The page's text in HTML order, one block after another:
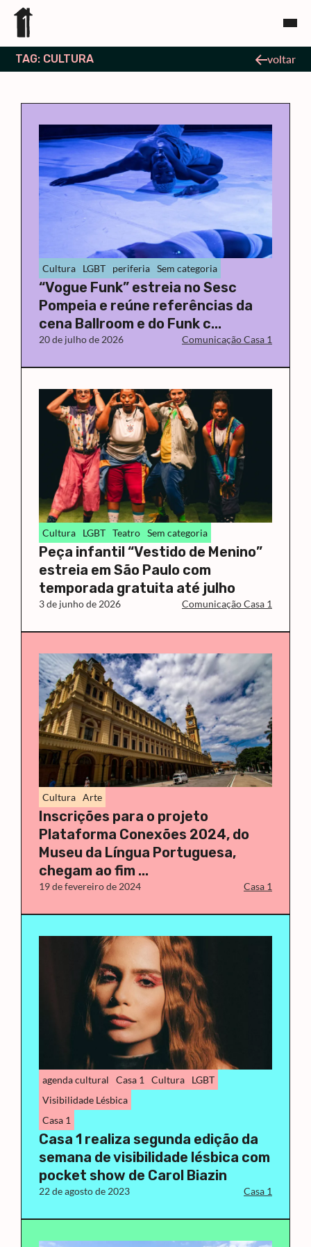
TAG: CULTURA voltar
Cultura LGBT periferia Sem categoria
“Vogue Funk” estreia no Sesc
Pompeia e reúne referências da
cena Ballroom e do Funk c...
20 de julho de 2026 Comunicação Casa 1
Cultura LGBT Teatro Sem categoria
Peça infantil “Vestido de Menino”
estreia em São Paulo com
temporada gratuita até julho
3 de junho de 2026 Comunicação Casa 1
Cultura Arte
Inscrições para o projeto
Plataforma Conexões 2024, do
Museu da Língua Portuguesa,
chegam ao fim ...
19 de fevereiro de 2024 Casa 1
agenda cultural Casa 1 Cultura
LGBT
Visibilidade Lésbica
Casa 1
Casa 1 realiza segunda edição da
semana de visibilidade lésbica com
pocket show de Carol Biazin
22 de agosto de 2023 Casa 1